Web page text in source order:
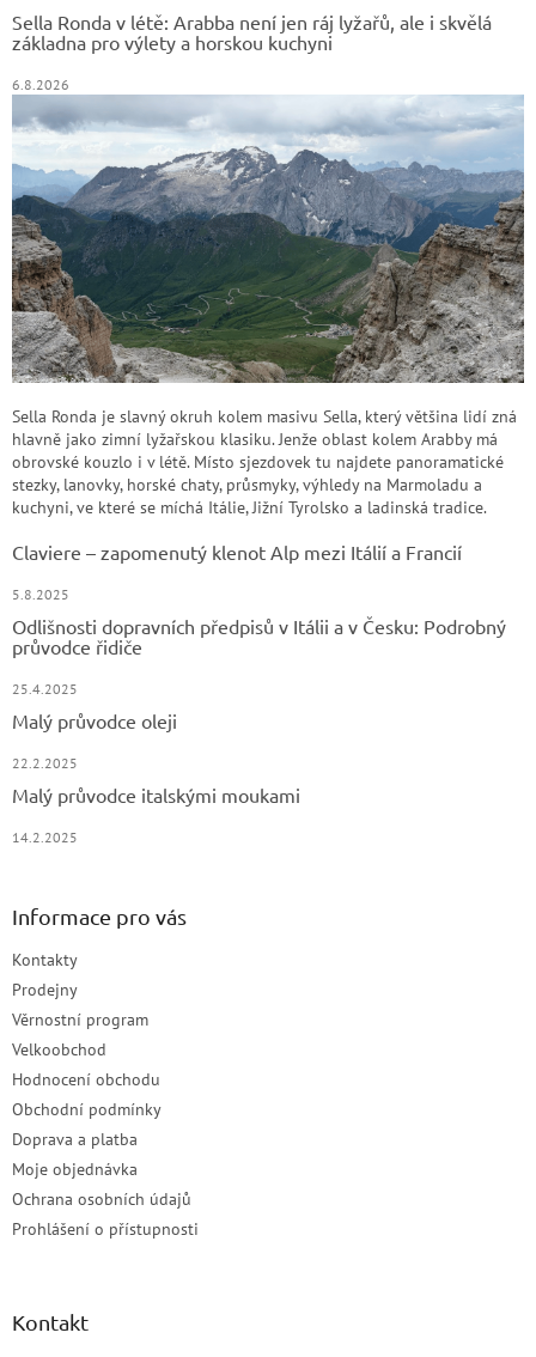
Sella Ronda v létě: Arabba není jen ráj lyžařů, ale i skvělá
základna pro výlety a horskou kuchyni
6.8.2026
Sella Ronda je slavný okruh kolem masivu Sella, který většina lidí zná
hlavně jako zimní lyžařskou klasiku. Jenže oblast kolem Arabby má
obrovské kouzlo i v létě. Místo sjezdovek tu najdete panoramatické
stezky, lanovky, horské chaty, průsmyky, výhledy na Marmoladu a
kuchyni, ve které se míchá Itálie, Jižní Tyrolsko a ladinská tradice.
Claviere – zapomenutý klenot Alp mezi Itálií a Francií
5.8.2025
Odlišnosti dopravních předpisů v Itálii a v Česku: Podrobný
průvodce řidiče
25.4.2025
Malý průvodce oleji
22.2.2025
Malý průvodce italskými moukami
14.2.2025
Informace pro vás
Kontakty
Prodejny
Věrnostní program
Velkoobchod
Hodnocení obchodu
Obchodní podmínky
Doprava a platba
Moje objednávka
Ochrana osobních údajů
Prohlášení o přístupnosti
Kontakt